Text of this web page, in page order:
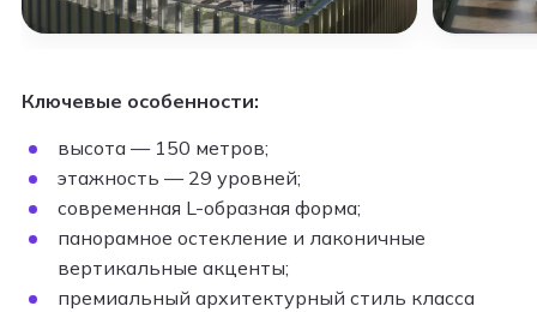
Ключевые особенности:
высота — 150 метров;
этажность — 29 уровней;
современная L-образная форма;
панорамное остекление и лаконичные
вертикальные акценты;
премиальный архитектурный стиль класса